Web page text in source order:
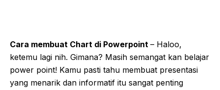
Cara membuat Chart di Powerpoint – Haloo,
ketemu lagi nih. Gimana? Masih semangat kan belajar
power point! Kamu pasti tahu membuat presentasi
yang menarik dan informatif itu sangat penting